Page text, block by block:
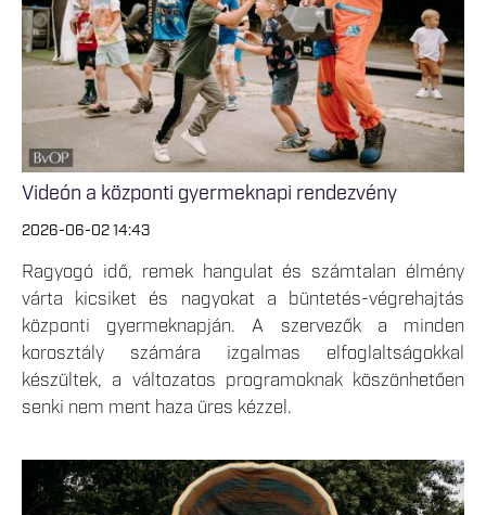
Videón a központi gyermeknapi rendezvény
2026-06-02 14:43
Ragyogó idő, remek hangulat és számtalan élmény
várta kicsiket és nagyokat a büntetés-végrehajtás
központi gyermeknapján. A szervezők a minden
korosztály számára izgalmas elfoglaltságokkal
készültek, a változatos programoknak köszönhetően
senki nem ment haza üres kézzel.